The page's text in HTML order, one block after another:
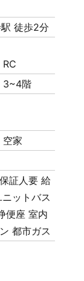
徒歩2分
RC
3~4階
空家
保証人要 給
ニットバス
便座 室内
都市ガス